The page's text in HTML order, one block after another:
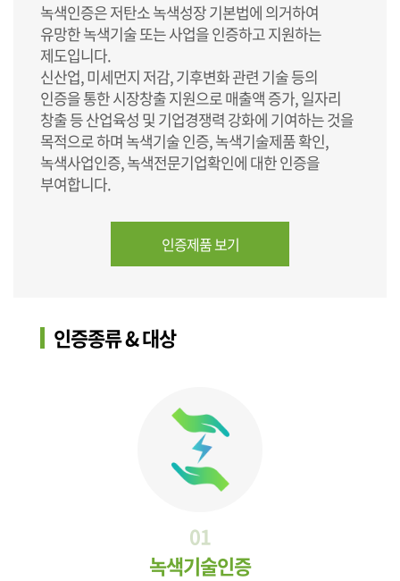
녹색인증은 저탄소 녹색성장 기본법에 의거하여
유망한 녹색기술 또는 사업을 인증하고 지원하는
제도입니다.
신산업, 미세먼지 저감, 기후변화 관련 기술 등의
인증을 통한 시장창출 지원으로 매출액 증가, 일자리
창출 등 산업육성 및 기업경쟁력 강화에 기여하는 것을
목적으로 하며 녹색기술 인증, 녹색기술제품 확인,
녹색사업인증, 녹색전문기업확인에 대한 인증을
부여합니다.
인증제품 보기
인증종류 & 대상
01
녹색기술인증